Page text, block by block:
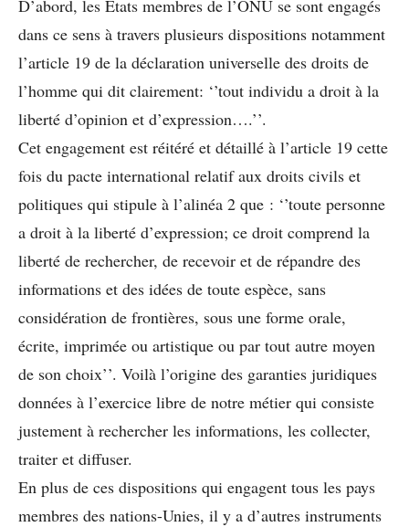
D’abord, les Etats membres de l’ONU se sont engagés
dans ce sens à travers plusieurs dispositions notamment
l’article 19 de la déclaration universelle des droits de
l’homme qui dit clairement: ‘’tout individu a droit à la
liberté d’opinion et d’expression….’’.
Cet engagement est réitéré et détaillé à l’article 19 cette
fois du pacte international relatif aux droits civils et
politiques qui stipule à l’alinéa 2 que : ‘’toute personne
a droit à la liberté d’expression; ce droit comprend la
liberté de rechercher, de recevoir et de répandre des
informations et des idées de toute espèce, sans
considération de frontières, sous une forme orale,
écrite, imprimée ou artistique ou par tout autre moyen
de son choix’’. Voilà l’origine des garanties juridiques
données à l’exercice libre de notre métier qui consiste
justement à rechercher les informations, les collecter,
traiter et diffuser.
En plus de ces dispositions qui engagent tous les pays
membres des nations-Unies, il y a d’autres instruments